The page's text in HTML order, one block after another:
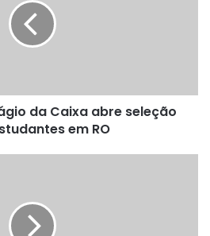
da Caixa abre seleção
em RO